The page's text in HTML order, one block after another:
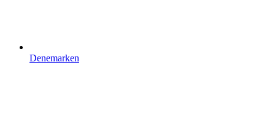
Denemarken